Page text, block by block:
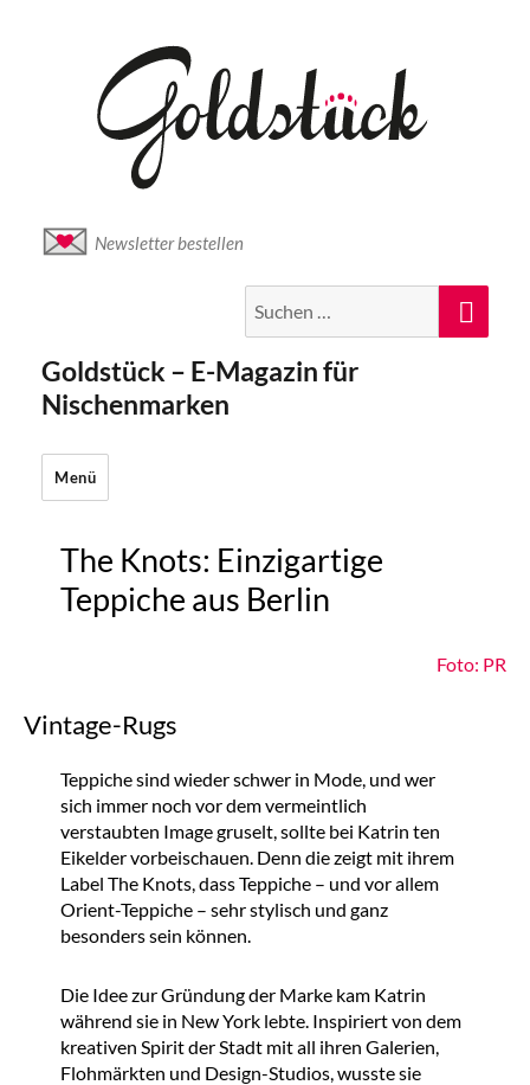
Newsletter bestellen
nach:
Goldstück – E-Magazin für
Nischenmarken
Menü
The Knots: Einzigartige
Teppiche aus Berlin
Foto: PR
Vintage-Rugs
Teppiche sind wieder schwer in Mode, und wer
sich immer noch vor dem vermeintlich
verstaubten Image gruselt, sollte bei Katrin ten
Eikelder vorbeischauen. Denn die zeigt mit ihrem
Label The Knots, dass Teppiche – und vor allem
Orient-Teppiche – sehr stylisch und ganz
besonders sein können.
Die Idee zur Gründung der Marke kam Katrin
während sie in New York lebte. Inspiriert von dem
kreativen Spirit der Stadt mit all ihren Galerien,
Flohmärkten und Design-Studios, wusste sie